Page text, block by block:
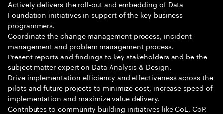
Actively delivers the roll-out and embedding of Data
Foundation initiatives in support of the key business
programmers.
Coordinate the change management process, incident
management and problem management process.
Present reports and findings to key stakeholders and be the
subject matter expert on Data Analysis & Design.
Drive implementation efficiency and effectiveness across the
pilots and future projects to minimize cost, increase speed of
implementation and maximize value delivery.
Contributes to community building initiatives like CoE, CoP.